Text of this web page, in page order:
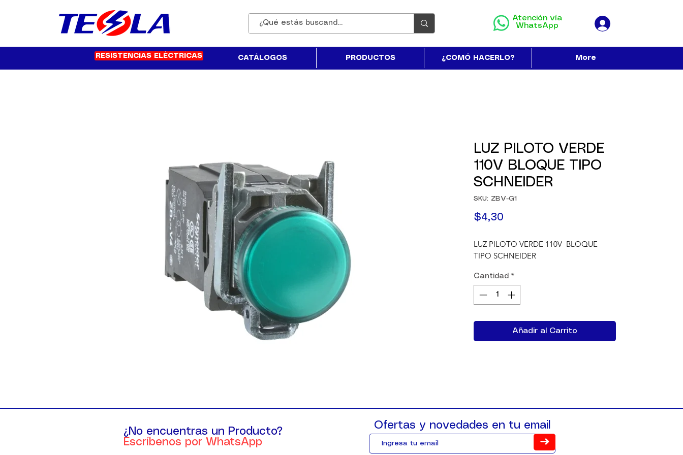
Atención vía
WhatsApp
RESISTENCIAS ELÉCTRICAS CATÁLOGOS PRODUCTOS ¿COMÓ HACERLO? More
LUZ PILOTO VERDE
110V BLOQUE TIPO
SCHNEIDER
SKU: ZBV-G1
$4,30
LUZ PILOTO VERDE 110V  BLOQUE
TIPO SCHNEIDER
Cantidad *
Añadir al Carrito
¿No encuentras un Producto?
Escríbenos por WhatsApp
Ofertas y novedades en tu email
➜